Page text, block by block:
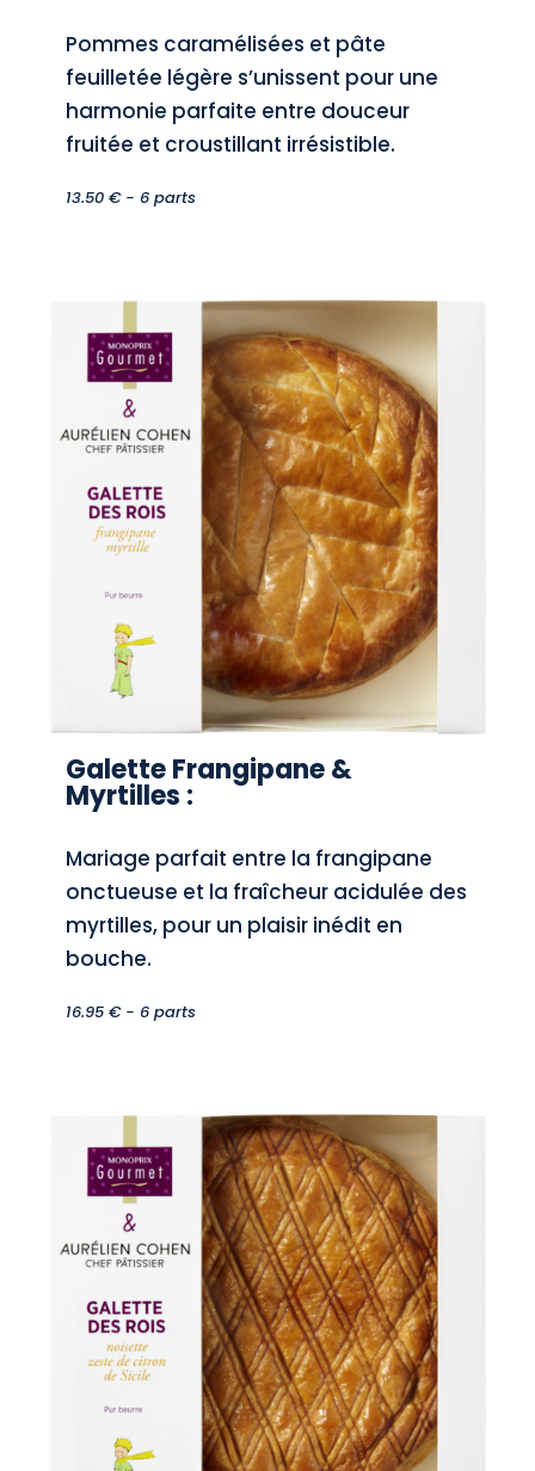
Pommes caramélisées et pâte
feuilletée légère s’unissent pour une
harmonie parfaite entre douceur
fruitée et croustillant irrésistible.
13.50 € - 6 parts
Galette Frangipane &
Myrtilles :
Mariage parfait entre la frangipane
onctueuse et la fraîcheur acidulée des
myrtilles, pour un plaisir inédit en
bouche.
16.95 € - 6 parts